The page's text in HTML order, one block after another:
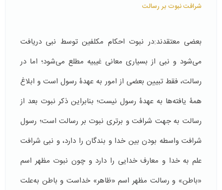
شرافت نبوت بر رسالت
بعضی معتقدند:در نبوت احکام مکلفین توسط نبی دریافت
می‌شود و نبی از بسیاری معانی غیبیه مطلع می‌شود؛ اما در
رسالت، فقط تبیین بعضی از امور به عهدۀ رسول است و ابلاغ
همۀ یافته‌ها به عهدۀ رسول نیست؛ بنابراین ذکر نبوت بعد از
رسالت به جهت شرافت و برتری نبوت بر رسالت است؛ رسول
شرافت واسطه بودن بین خدا و بندگان را دارد، و نبى شرافت
علم به خدا و معارف خدایى را دارد و چون نبوت مظهر اسم
«باطن» و رسالت مظهر اسم «ظاهر» خداست و باطن به‌علت